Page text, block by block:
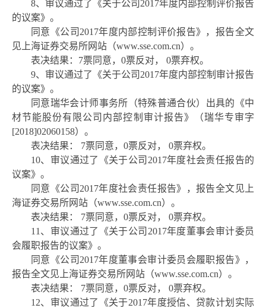
8、审议通过了《关于公司2017年度内部控制评价报告
的议案》。
同意《公司 2017年度内部控制评价报告》，报告全文
见上海证券交易所网站（www.sse.com.cn）。
表决结果： 7票同意，0票反对， 0票弃权。
9、审议通过了《关于公司2017年度内部控制审计报告
的议案》。
同意瑞华会计师事务所（特殊普通合伙）出具的《中
材节能股份有限公司内部控制审计报告》（瑞华专审字
[2018]02060158）。
表决结果：
7票同意，0票反对， 0票弃权。
10、审议通过了《关于公司2017年度社会责任报告的
议案》。
同意《公司 2017年度社会责任报告》，报告全文见上
海证券交易所网站（www.sse.com.cn）。
表决结果：
7票同意，0票反对， 0票弃权。
11、审议通过了《关于公司2017年度董事会审计委员
会履职报告的议案》。
同意《公司 2017年度董事会审计委员会履职报告》，
报告全文见上海证券交易所网站（www.sse.com.cn）。
表决结果：
7票同意，0票反对， 0票弃权。
12、审议通过了《关于2017年度授信、贷款计划实际